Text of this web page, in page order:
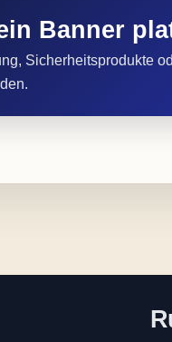
Banner
Sicherheitsprodukte